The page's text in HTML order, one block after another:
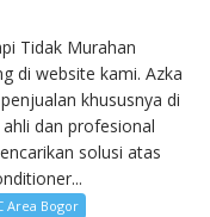
Tidak Murahan
di website kami. Azka
khususnya di
dan profesional
solusi atas
Area Bogor